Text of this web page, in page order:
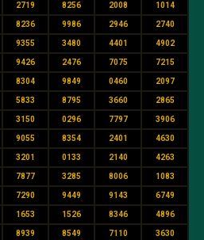
2719 8256 2008 1014
8236 9986 2946 2740
9355 3480 4401 4902
9426 2476 7075 7215
8304 9849 0460 2097
5833 8795 3660 2865
3150 0296 7797 3906
9055 8354 2401 4630
3201 0133 2140 4263
7877 3285 8006 1083
7290 9449 9143 6749
1653 1526 8346 4896
8939 8549 7110 3630